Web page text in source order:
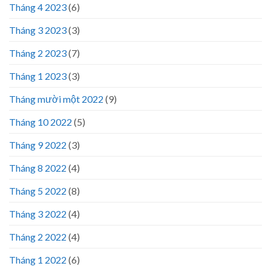
Tháng 4 2023(6)
Tháng 3 2023(3)
Tháng 2 2023(7)
Tháng 1 2023(3)
Tháng mười một 2022 (9)
Tháng 10 2022 (5)
Tháng 9 2022 (3)
Tháng 8 2022 (4)
Tháng 5 2022 (8)
Tháng 3 2022 (4)
Tháng 2 2022 (4)
Tháng 1 2022 (6)